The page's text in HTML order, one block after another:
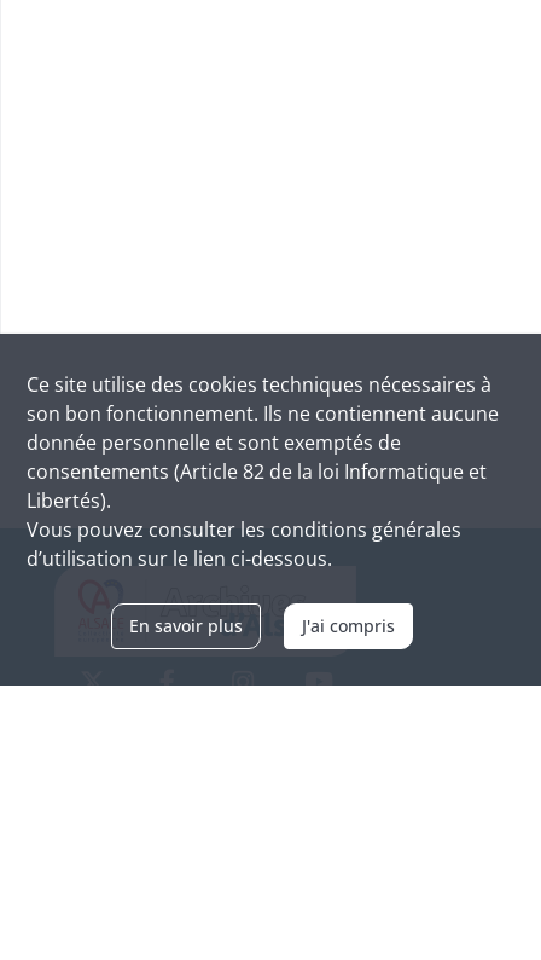
Ce site utilise des cookies techniques nécessaires à
son bon fonctionnement. Ils ne contiennent aucune
donnée personnelle et sont exemptés de
consentements (Article 82 de la loi Informatique et
Libertés).
Vous pouvez consulter les conditions générales
d’utilisation sur le lien ci-dessous.
En savoir plus J'ai compris